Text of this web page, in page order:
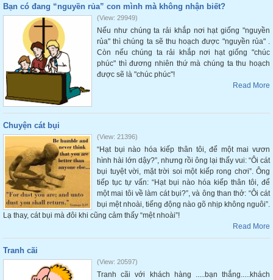
Bạn có đang “nguyền rủa” con mình mà không nhận biết?
(View: 29949)
Nếu như chúng ta rải khắp nơi hạt giống "nguyền
rủa" thì chúng ta sẽ thu hoạch được "nguyền rủa" .
Còn nếu chúng ta rải khắp nơi hạt giống "chúc
phúc" thì đương nhiên thứ mà chúng ta thu hoạch
được sẽ là "chúc phúc"!
Read More
Chuyện cát bụi
(View: 21396)
“Hạt bụi nào hóa kiếp thân tôi, để một mai vươn
hình hài lớn dậy?”, nhưng rồi ông lại thấy vui: “Ôi cát
bụi tuyệt vời, mặt trời soi một kiếp rong chơi”. Ông
tiếp tục tự vấn: “Hạt bụi nào hóa kiếp thân tôi, để
một mai tôi về làm cát bụi?”, và ông than thở: “Ôi cát
bụi mệt nhoài, tiếng động nào gõ nhịp không nguôi”.
Lạ thay, cát bụi mà đôi khi cũng cảm thấy “mệt nhoài”!
Read More
Tranh cãi
(View: 20597)
Tranh cãi với khách hàng .....bạn thắng.....khách